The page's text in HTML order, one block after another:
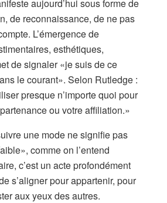
aujourd’hui sous forme de
de reconnaissance, de ne pas
L’émergence de
esthétiques,
de signaler «je suis de ce
le courant». Selon Rutledge :
presque n’importe quoi pour
ou votre affiliation.»
une mode ne signifie pas
comme on l’entend
c’est un acte profondément
s’aligner pour appartenir, pour
aux yeux des autres.